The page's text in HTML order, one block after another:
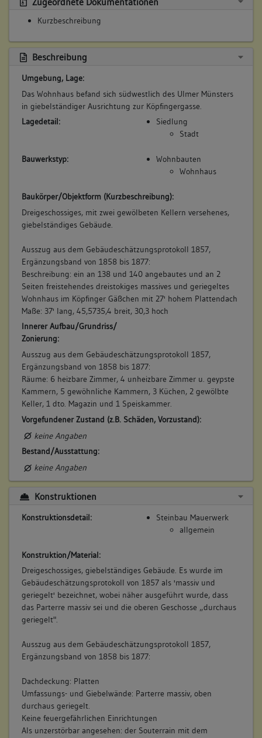
Kurzbeschreibung
Beschreibung
Umgebung, Lage:
Das Wohnhaus befand sich südwestlich des Ulmer Münsters
in giebelständiger Ausrichtung zur Köpfingergasse.
Lagedetail:
Siedlung
Stadt
Bauwerkstyp:
Wohnbauten
Wohnhaus
Baukörper/Objektform (Kurzbeschreibung):
Dreigeschossiges, mit zwei gewölbeten Kellern versehenes,
giebelständiges Gebäude.
Ausszug aus dem Gebäudeschätzungsprotokoll 1857,
Ergänzungsband von 1858 bis 1877:
Beschreibung: ein an 138 und 140 angebautes und an 2
Seiten freistehendes dreistokiges massives und geriegeltes
Wohnhaus im Köpfinger Gäßchen mit 27' hohem Plattendach
Maße: 37' lang, 45,5735,4 breit, 30,3 hoch
Innerer Aufbau/Grundriss/
Zonierung:
Ausszug aus dem Gebäudeschätzungsprotokoll 1857,
Ergänzungsband von 1858 bis 1877:
Räume: 6 heizbare Zimmer, 4 unheizbare Zimmer u. geypste
Kammern, 5 gewöhnliche Kammern, 3 Küchen, 2 gewölbte
Keller, 1 dto. Magazin und 1 Speiskammer.
Vorgefundener Zustand (z.B. Schäden, Vorzustand):
keine Angaben
Bestand/Ausstattung:
keine Angaben
Konstruktionen
Konstruktionsdetail:
Steinbau Mauerwerk
allgemein
Konstruktion/Material:
Dreigeschossiges, giebelständiges Gebäude. Es wurde im
Gebäudeschätzungsprotokoll von 1857 als 'massiv und
geriegelt' bezeichnet, wobei näher ausgeführt wurde, dass
das Parterre massiv sei und die oberen Geschosse „durchaus
geriegelt".
Ausszug aus dem Gebäudeschätzungsprotokoll 1857,
Ergänzungsband von 1858 bis 1877:
Dachdeckung: Platten
Umfassungs- und Giebelwände: Parterre massiv, oben
durchaus geriegelt.
Keine feuergefährlichen Einrichtungen
Als unzerstörbar angesehen: der Souterrain mit dem